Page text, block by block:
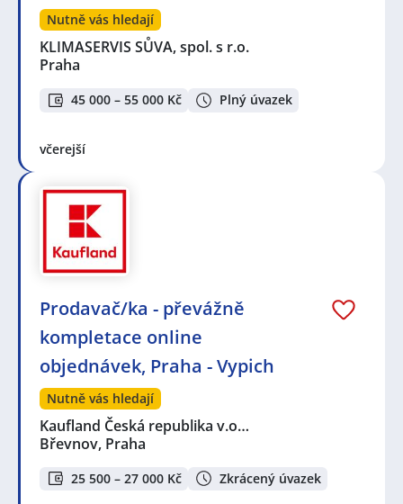
Nutně vás hledají
KLIMASERVIS SŮVA, spol. s r.o.
Praha
45 000 – 55 000 Kč Plný úvazek
včerejší
Prodavač/ka - převážně
kompletace online
objednávek, Praha - Vypich
Nutně vás hledají
Kaufland Česká republika v.o…
Břevnov, Praha
25 500 – 27 000 Kč Zkrácený úvazek